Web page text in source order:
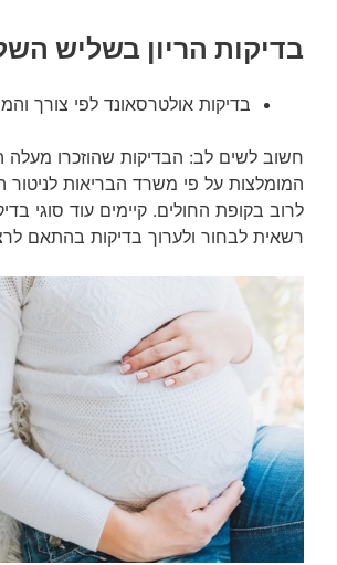
בדיקות הריון בשליש
בדיקות אולטרסאונד לפי צורך
חשוב לשים לב: הבדיקות שהוזכרו מעלה
המומלצות על פי משרד הבריאות לניטור
לרוב בקופת החולים. קיימים עוד סוגי
רשאית לבחור ולערוך בדיקות בהתאם